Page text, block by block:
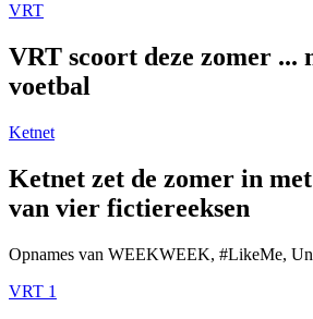
VRT
VRT scoort deze zomer ...
voetbal
Ketnet
Ketnet zet de zomer in
van vier fictiereeksen
Opnames van WEEKWEEK, #LikeMe,
VRT 1